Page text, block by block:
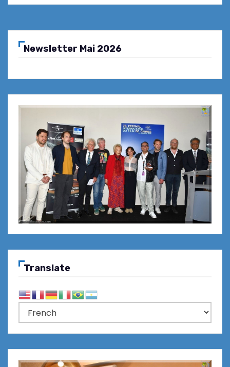
Newsletter Mai 2026
Translate